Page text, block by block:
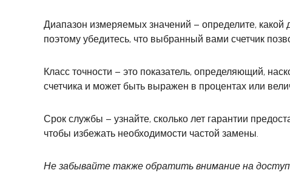
Диапазон измеряемых значений – определите,
поэтому убедитесь, что выбранный вами счетчик
Класс точности – это показатель, определяющий,
счетчика и может быть выражен в процентах или
Срок службы – узнайте, сколько лет гарантии
чтобы избежать необходимости частой замены.
Не забывайте также обратить внимание на